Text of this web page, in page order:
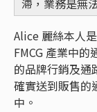
滯，業務是無
Alice 麗絲本人
FMCG 產業中
的品牌行銷及通
確實送到販售的
中。